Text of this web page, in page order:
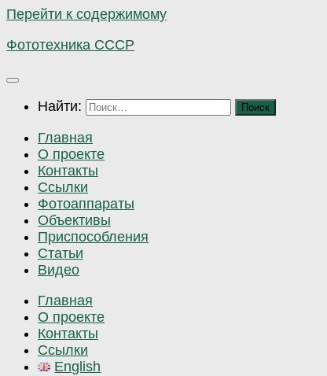
Перейти к содержимому
Фототехника СССР
Найти:
Главная
О проекте
Контакты
Ссылки
Фотоаппараты
Объективы
Приспособления
Статьи
Видео
Главная
О проекте
Контакты
Ссылки
English